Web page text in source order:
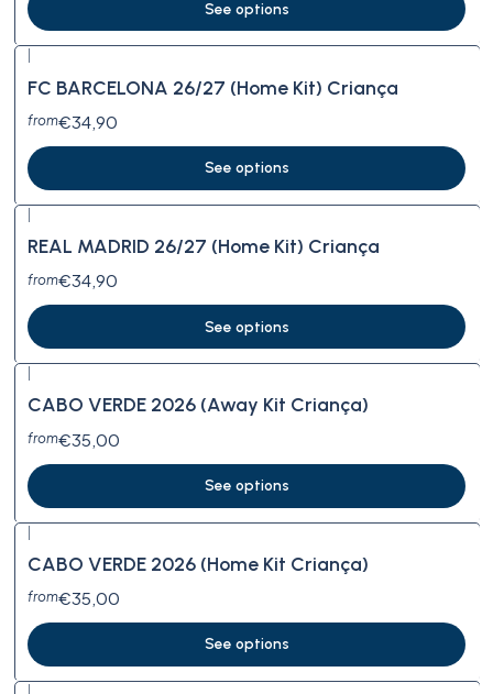
See options
FC BARCELONA 26/27 (Home Kit) Criança
from€34,90
See options
REAL MADRID 26/27 (Home Kit) Criança
from€34,90
See options
CABO VERDE 2026 (Away Kit Criança)
from€35,00
See options
|
CABO VERDE 2026 (Home Kit Criança)
from€35,00
See options